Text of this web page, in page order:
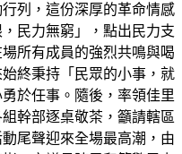
列，這份深厚的革命情感
民力無窮」，點出民力支
所有成員的強烈共鳴與喝
終秉持「民眾的小事，就
於任事。隨後，率領佳里
幹部逐桌敬茶，籲請轄區
尾聲迎來全場最高潮，由